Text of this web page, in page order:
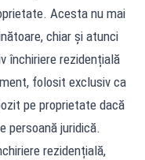
Acesta nu mai
chiar și atunci
închiriere rezidențială
folosit exclusiv ca
pe proprietate dacă
persoană juridică.
rezidențială,